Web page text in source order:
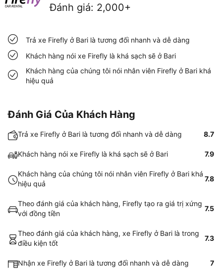
Đánh giá: 2,000+
Trả xe Firefly ở Bari là tương đối nhanh và dễ dàng
Khách hàng nói xe Firefly là khá sạch sẽ ở Bari
Khách hàng của chúng tôi nói nhân viên Firefly ở Bari khá
hiệu quả
Đánh Giá Của Khách Hàng
Trả xe Firefly ở Bari là tương đối nhanh và dễ dàng 8.7
Khách hàng nói xe Firefly là khá sạch sẽ ở Bari 7.9
Khách hàng của chúng tôi nói nhân viên Firefly ở Bari khá
hiệu quả
7.8
Theo đánh giá của khách hàng, Firefly tạo ra giá trị xứng
với đồng tiền
7.5
Theo đánh giá của khách hàng, xe Firefly ở Bari là trong
điều kiện tốt
7.3
Nhận xe Firefly ở Bari là tương đối nhanh và dễ dàng 7